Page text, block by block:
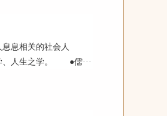
息相关的社会人
、人生之学。 ●儒···